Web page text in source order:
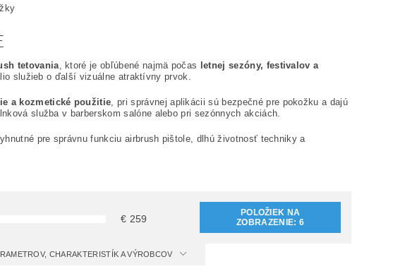
tetovania, ktoré je obľúbené najmä počas
letnej sezóny, festivalov a
služieb o ďalší vizuálne atraktívny prvok.
a kozmetické použitie, pri správnej aplikácii sú bezpečné pre pokožku a dajú
služba v barberskom salóne alebo pri sezónnych akciách.
pre správnu funkciu airbrush pištole, dlhú životnosť techniky a
€ 259
POLOŽIEK NA
ZOBRAZENIE: 6
CHARAKTERISTÍK A VÝROBCOV